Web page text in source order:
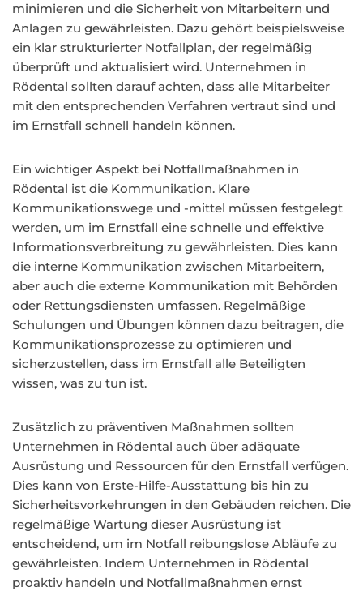
minimieren und die Sicherheit von Mitarbeitern und
Anlagen zu gewährleisten. Dazu gehört beispielsweise
ein klar strukturierter Notfallplan, der regelmäßig
überprüft und aktualisiert wird. Unternehmen in
Rödental sollten darauf achten, dass alle Mitarbeiter
mit den entsprechenden Verfahren vertraut sind und
im Ernstfall schnell handeln können.
Ein wichtiger Aspekt bei Notfallmaßnahmen in
Rödental ist die Kommunikation. Klare
Kommunikationswege und -mittel müssen festgelegt
werden, um im Ernstfall eine schnelle und effektive
Informationsverbreitung zu gewährleisten. Dies kann
die interne Kommunikation zwischen Mitarbeitern,
aber auch die externe Kommunikation mit Behörden
oder Rettungsdiensten umfassen. Regelmäßige
Schulungen und Übungen können dazu beitragen, die
Kommunikationsprozesse zu optimieren und
sicherzustellen, dass im Ernstfall alle Beteiligten
wissen, was zu tun ist.
Zusätzlich zu präventiven Maßnahmen sollten
Unternehmen in Rödental auch über adäquate
Ausrüstung und Ressourcen für den Ernstfall verfügen.
Dies kann von Erste-Hilfe-Ausstattung bis hin zu
Sicherheitsvorkehrungen in den Gebäuden reichen. Die
regelmäßige Wartung dieser Ausrüstung ist
entscheidend, um im Notfall reibungslose Abläufe zu
gewährleisten. Indem Unternehmen in Rödental
proaktiv handeln und Notfallmaßnahmen ernst